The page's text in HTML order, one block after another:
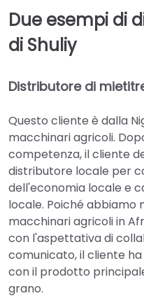
Due esempi di
di Shuliy
Distributore di
Questo cliente è dalla
macchinari agricoli.
competenza, il cliente
distributore locale per
dell'economia locale e
locale. Poiché abbiamo
macchinari agricoli in
con l'aspettativa di
comunicato, il cliente
con il prodotto
grano.